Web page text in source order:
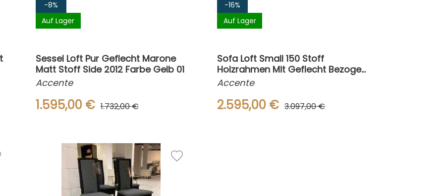
-8%
Auf Lager
Sessel Loft Pur Geflecht Marone
Matt Stoff Side 2012 Farbe Gelb 01
Accente
1.595,00 € 1.732,00 €
-16%
Auf Lager
Sofa Loft Small 150 Stoff
Holzrahmen Mit Geflecht Bezogen
Braun Schwarz
Accente
2.595,00 € 3.097,00 €